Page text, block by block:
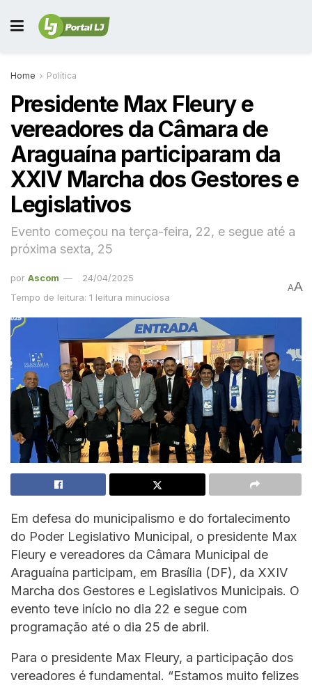
Home Política
Presidente Max Fleury e
vereadores da Câmara de
Araguaína participaram da
XXIV Marcha dos Gestores e
Legislativos
Evento começou na terça-feira, 22, e segue até a
próxima sexta, 25
por Ascom
24/04/2025
Tempo de leitura: 1 leitura minuciosa
AA
Em defesa do municipalismo e do fortalecimento
do Poder Legislativo Municipal, o presidente Max
Fleury e vereadores da Câmara Municipal de
Araguaína participam, em Brasília (DF), da XXIV
Marcha dos Gestores e Legislativos Municipais. O
evento teve início no dia 22 e segue com
programação até o dia 25 de abril.
Para o presidente Max Fleury, a participação dos
vereadores é fundamental. “Estamos muito felizes